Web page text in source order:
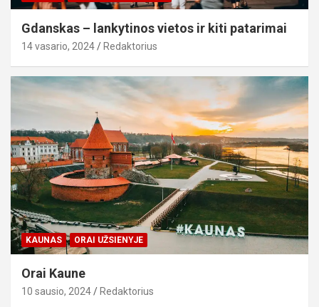
Gdanskas – lankytinos vietos ir kiti patarimai
14 vasario, 2024 Redaktorius
KAUNAS ORAI UŽSIENYJE
Orai Kaune
10 sausio, 2024 Redaktorius